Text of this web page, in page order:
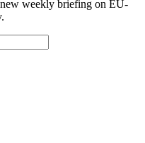
weekly briefing on EU-